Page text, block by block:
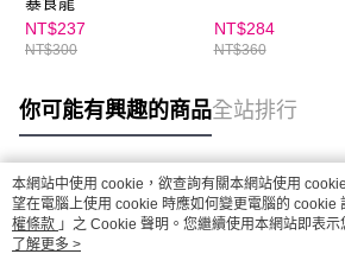
NT$237
NT$300
NT$284
NT$360
你可能有興趣的商品全站排行
熱門標籤
本網站中使用 cookie，欲查詢有關本網站使用
望在電腦上使用 cookie 時應如何變更電腦的 cookie
權條款 」之 Cookie 聲明。您繼續使用本網站即表
用條款之 Cookie 聲明使用 cookie。
了解更多 >